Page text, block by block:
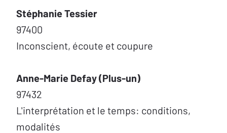
Stéphanie Tessier
97400
Inconscient, écoute et coupure
Anne-Marie Defay (Plus-un)
97432
L'interprétation et le temps: conditions,
modalités